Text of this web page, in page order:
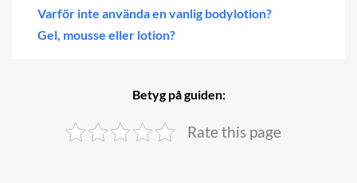
Varför inte använda en vanlig bodylotion?
Gel, mousse eller lotion?
Betyg på guiden:
Rate this page